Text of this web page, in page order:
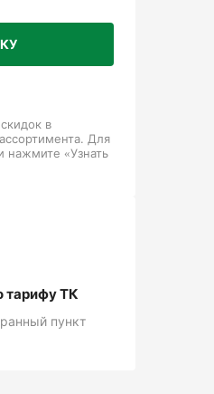
в
Для
нажмите «Узнать
тарифу ТК
пункт